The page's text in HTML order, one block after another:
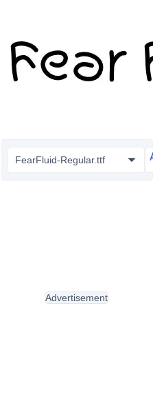
FearFluid-Regular.ttf
Advertisement